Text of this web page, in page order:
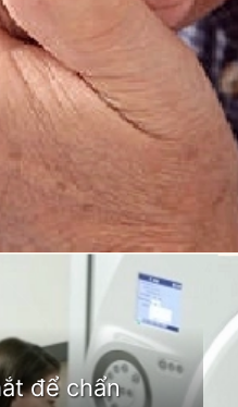
hoc-mat-la-o-dau
để chẩn